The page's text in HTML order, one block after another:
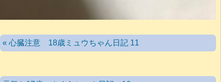
« 心臓注意 18歳ミュウちゃん日記 11